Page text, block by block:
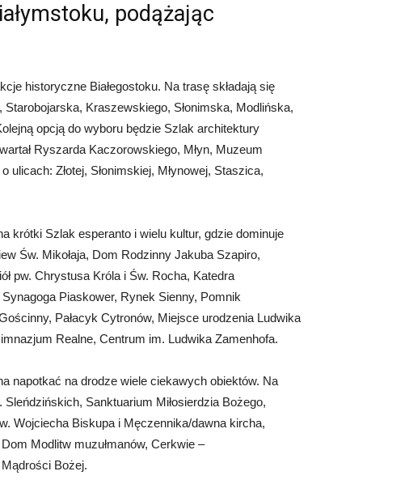
podążając
historyczne Białegostoku. Na trasę składają się
Kraszewskiego, Słonimska, Modlińska,
opcją do wyboru będzie Szlak architektury
Ryszarda Kaczorowskiego, Młyn, Muzeum
Złotej, Słonimskiej, Młynowej, Staszica,
krótki Szlak esperanto i wielu kultur, gdzie dominuje
Św. Mikołaja, Dom Rodzinny Jakuba Szapiro,
pw. Chrystusa Króla i Św. Rocha, Katedra
Piaskower, Rynek Sienny, Pomnik
Pałacyk Cytronów, Miejsce urodzenia Ludwika
Realne, Centrum im. Ludwika Zamenhofa.
napotkać na drodze wiele ciekawych obiektów. Na
Sanktuarium Miłosierdzia Bożego,
Wojciecha Biskupa i Męczennika/dawna kircha,
Modlitw muzułmanów, Cerkwie –
Bożej.